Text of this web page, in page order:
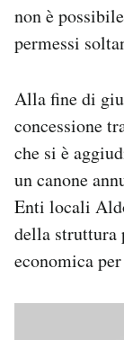
non è
permessi
Alla fine di
concessione
che si è
un canone
Enti locali
della struttura
economica